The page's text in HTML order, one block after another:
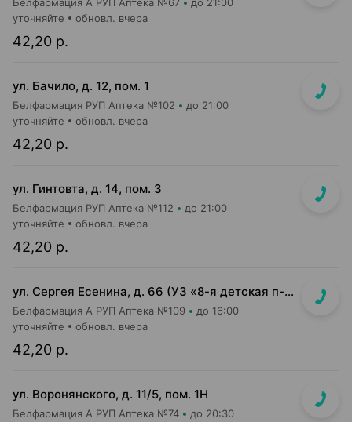
42,20 р.
уточняйте обновл. вчера
ул. Бачило, д. 12, пом. 1
Белфармация РУП Аптека №102 до 21:00
42,20 р.
уточняйте обновл. вчера
ул. Гинтовта, д. 14, пом. 3
Белфармация РУП Аптека №112 до 21:00
42,20 р.
уточняйте обновл. вчера
ул. Сергея Есенина, д. 66 (УЗ «8-я детская п-ка»)
Белфармация А РУП Аптека №109 до 16:00
42,20 р.
уточняйте обновл. вчера
ул. Воронянского, д. 11/5, пом. 1Н
Белфармация А РУП Аптека №74 до 20:30